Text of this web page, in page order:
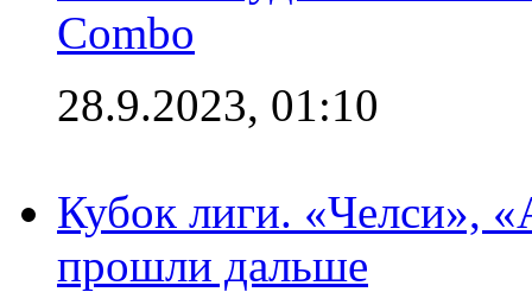
Combo
28.9.2023, 01:10
Кубок лиги. «Челси»,
прошли дальше